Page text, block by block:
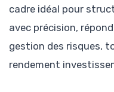
cadre idéal pour
avec précision,
gestion des risques,
rendement